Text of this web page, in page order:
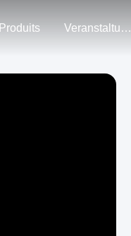
Produits Veranstaltungen